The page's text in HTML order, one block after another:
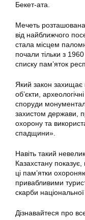
Бекет-ата.
Мечеть
від найближчого
стала місцем
почали тільки з
списку пам’яток
Який закон захищає
об’єкти,
споруди
захистом держави,
охорону та
спадщини».
Навіть такий
Казахстану показує,
ці пам’ятки
привабливими
скарби
Дізнавайтеся про